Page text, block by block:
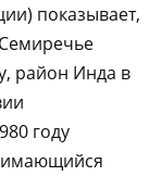
показывает,
район Инда в
году